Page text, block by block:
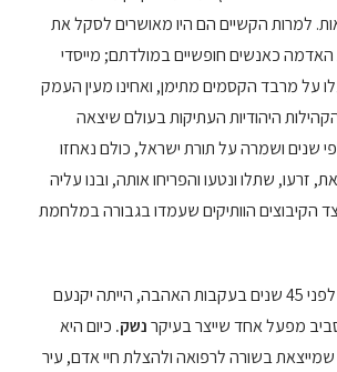
למרות הקשיים הם היו מאושרים לסקל את
כאנשים חופשיים במולדתם; מייסדי
על מרבד הקסמים מתימן, ואחינו מעין העמק
היהודיות העתיקות בעולם שיצאה
שנים ושמרה על תורת ישראל, כולם נאחזו
זרעו, שתלו ונטעו והפריחו אותה, ובנו עליה
הקיבוצים הוותיקים שעמדו בגבורה במלחמת
כאשר הגעתי לאזור לפני 45 שנים בעקבות האהבה, הייתה יקנעם
מפעל אחד שייצר בעיקרנשק. כיום היא
בשורה לרפואה ולהצלת חיי אדם, עיר